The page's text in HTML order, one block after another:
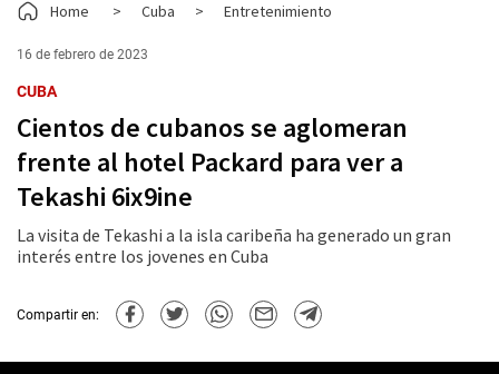
Home > Cuba > Entretenimiento
16 de febrero de 2023
CUBA
Cientos de cubanos se aglomeran
frente al hotel Packard para ver a
Tekashi 6ix9ine
La visita de Tekashi a la isla caribeña ha generado un gran
interés entre los jovenes en Cuba
Compartir en: